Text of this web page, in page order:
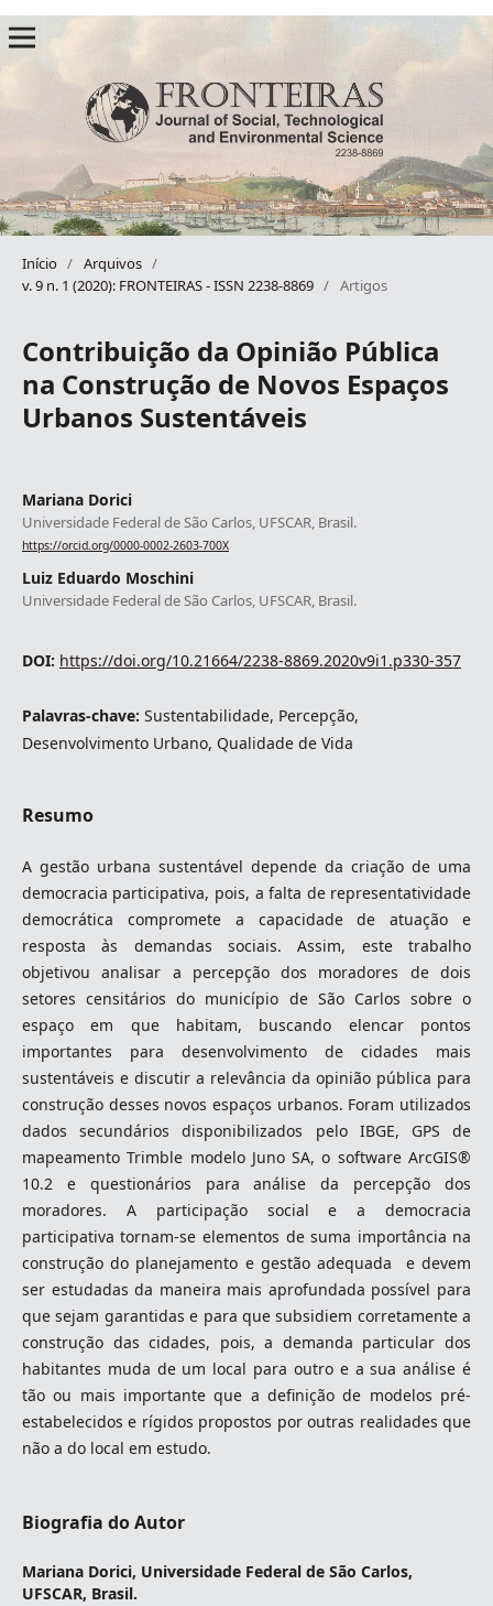
Início / Arquivos /
v. 9 n. 1 (2020): FRONTEIRAS - ISSN 2238-8869 / Artigos
Contribuição da Opinião Pública
na Construção de Novos Espaços
Urbanos Sustentáveis
Mariana Dorici
Universidade Federal de São Carlos, UFSCAR, Brasil.
https://orcid.org/0000-0002-2603-700X
Luiz Eduardo Moschini
Universidade Federal de São Carlos, UFSCAR, Brasil.
DOI: https://doi.org/10.21664/2238-8869.2020v9i1.p330-357
Palavras-chave: Sustentabilidade, Percepção,
Desenvolvimento Urbano, Qualidade de Vida
Resumo
A gestão urbana sustentável depende da criação de uma
democracia participativa, pois, a falta de representatividade
democrática compromete a capacidade de atuação e
resposta às demandas sociais. Assim, este trabalho
objetivou analisar a percepção dos moradores de dois
setores censitários do município de São Carlos sobre o
espaço em que habitam, buscando elencar pontos
importantes para desenvolvimento de cidades mais
sustentáveis e discutir a relevância da opinião pública para
construção desses novos espaços urbanos. Foram utilizados
dados secundários disponibilizados pelo IBGE, GPS de
mapeamento Trimble modelo Juno SA, o software ArcGIS®
10.2 e questionários para análise da percepção dos
moradores. A participação social e a democracia
participativa tornam-se elementos de suma importância na
construção do planejamento e gestão adequada e devem
ser estudadas da maneira mais aprofundada possível para
que sejam garantidas e para que subsidiem corretamente a
construção das cidades, pois, a demanda particular dos
habitantes muda de um local para outro e a sua análise é
tão ou mais importante que a definição de modelos pré-
estabelecidos e rígidos propostos por outras realidades que
não a do local em estudo.
Biografia do Autor
Mariana Dorici, Universidade Federal de São Carlos,
UFSCAR, Brasil.